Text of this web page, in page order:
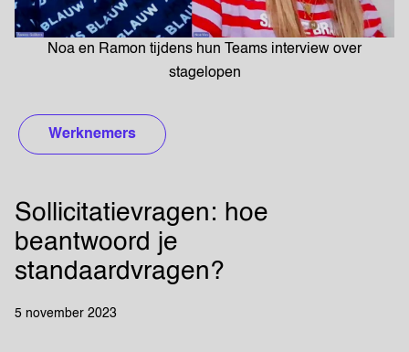
Noa en Ramon tijdens hun Teams interview over
stagelopen
Werknemers
Sollicitatievragen: hoe
beantwoord je
standaardvragen?
5 november 2023